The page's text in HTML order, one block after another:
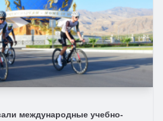
международные учебно-